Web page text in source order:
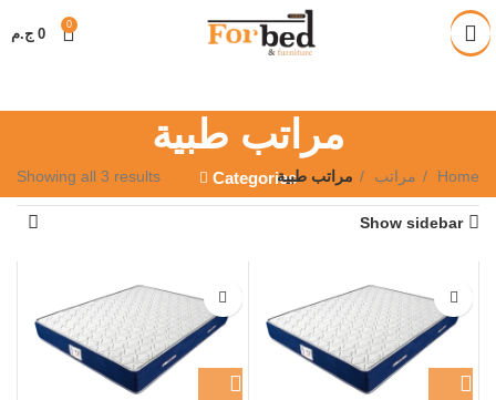
0
0 ج.م
مراتب طبية
Categories Home مراتب مراتب طبية Showing all 3 results
Show sidebar
خصم 28% على جميع المنتجات